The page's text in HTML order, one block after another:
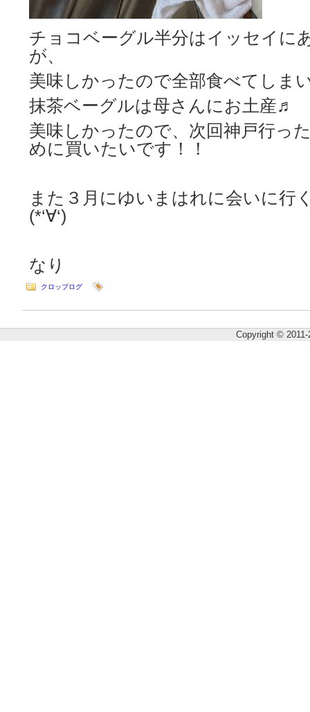
チョコベーグル半分はイッセイに
が、
美味しかったので全部食べてしま
抹茶ベーグルは母さんにお土産♬
美味しかったので、次回神戸行っ
めに買いたいです！！
また３月にゆいまはれに会いに行
(*‘∀‘)
なり
クロップログ
Copyright ©